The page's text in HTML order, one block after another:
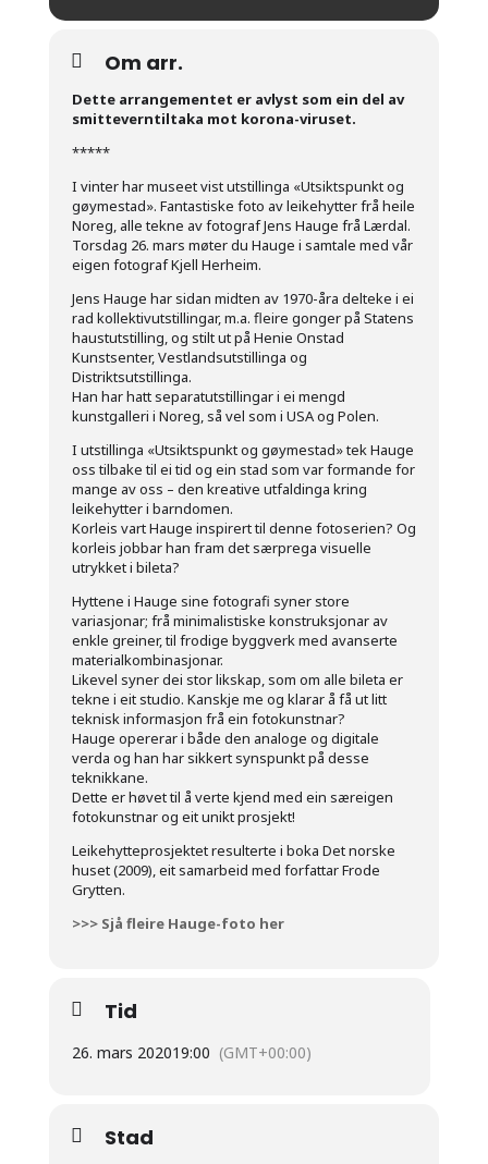
Om arr.
Dette arrangementet er avlyst som ein del av
smitteverntiltaka mot korona-viruset.
*****
I vinter har museet vist utstillinga «Utsiktspunkt og
gøymestad». Fantastiske foto av leikehytter frå heile
Noreg, alle tekne av fotograf Jens Hauge frå Lærdal.
Torsdag 26. mars møter du Hauge i samtale med vår
eigen fotograf Kjell Herheim.
Jens Hauge har sidan midten av 1970-åra delteke i ei
rad kollektivutstillingar, m.a. fleire gonger på Statens
haustutstilling, og stilt ut på Henie Onstad
Kunstsenter, Vestlandsutstillinga og
Distriktsutstillinga.
Han har hatt separatutstillingar i ei mengd
kunstgalleri i Noreg, så vel som i USA og Polen.
I utstillinga «Utsiktspunkt og gøymestad» tek Hauge
oss tilbake til ei tid og ein stad som var formande for
mange av oss – den kreative utfaldinga kring
leikehytter i barndomen.
Korleis vart Hauge inspirert til denne fotoserien? Og
korleis jobbar han fram det særprega visuelle
utrykket i bileta?
Hyttene i Hauge sine fotografi syner store
variasjonar; frå minimalistiske konstruksjonar av
enkle greiner, til frodige byggverk med avanserte
materialkombinasjonar.
Likevel syner dei stor likskap, som om alle bileta er
tekne i eit studio. Kanskje me og klarar å få ut litt
teknisk informasjon frå ein fotokunstnar?
Hauge opererar i både den analoge og digitale
verda og han har sikkert synspunkt på desse
teknikkane.
Dette er høvet til å verte kjend med ein særeigen
fotokunstnar og eit unikt prosjekt!
Leikehytteprosjektet resulterte i boka Det norske
huset (2009), eit samarbeid med forfattar Frode
Grytten.
>>> Sjå fleire Hauge-foto her
Tid
26. mars 202019:00 (GMT+00:00)
Stad